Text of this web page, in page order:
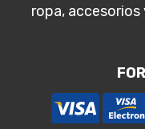
ropa,